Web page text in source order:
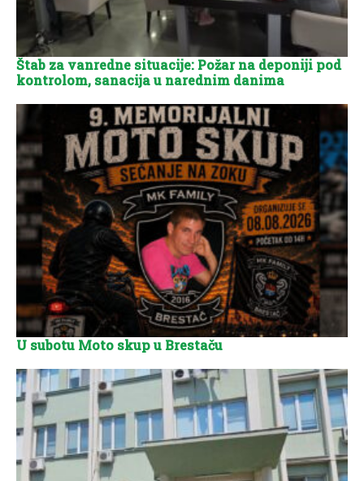
Štab za vanredne situacije: Požar na deponiji pod
kontrolom, sanacija u narednim danima
U subotu Moto skup u Brestaču